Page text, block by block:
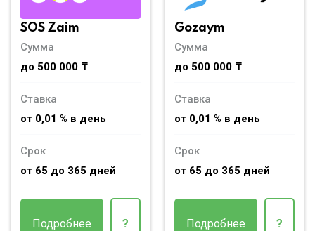
SOS Zaim
Сумма
до 500 000 ₸
Ставка
от 0,01 % в день
Срок
от 65 до 365 дней
Подробнее ?
Gozaym
Сумма
до 500 000 ₸
Ставка
от 0,01 % в день
Срок
от 65 до 365 дней
Подробнее ?